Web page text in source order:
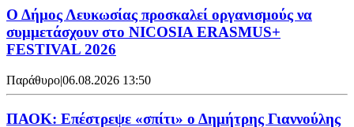
Ο Δήμος Λευκωσίας προσκαλεί οργανισμούς να
συμμετάσχουν στο NICOSIA ERASMUS+
FESTIVAL 2026
Παράθυρο|06.08.2026 13:50
ΠΑΟΚ: Επέστρεψε «σπίτι» ο Δημήτρης Γιαννούλης